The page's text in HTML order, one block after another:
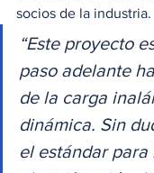
socios de la industria.
“Este proyecto
paso adelante
de la carga
dinámica. Sin
el estándar para